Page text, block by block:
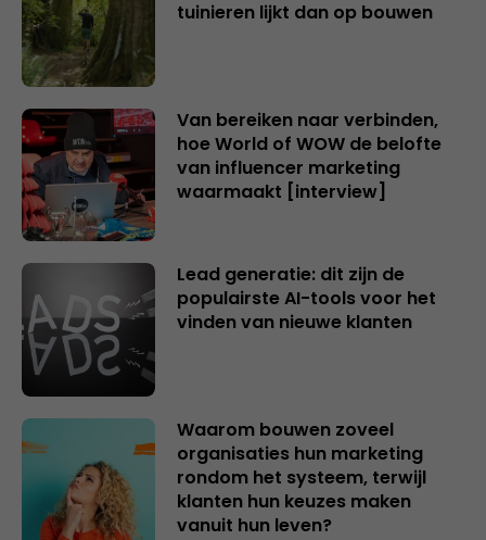
tuinieren lijkt dan op bouwen
Van bereiken naar verbinden,
hoe World of WOW de belofte
van influencer marketing
waarmaakt [interview]
Lead generatie: dit zijn de
populairste AI-tools voor het
vinden van nieuwe klanten
Waarom bouwen zoveel
organisaties hun marketing
rondom het systeem, terwijl
klanten hun keuzes maken
vanuit hun leven?